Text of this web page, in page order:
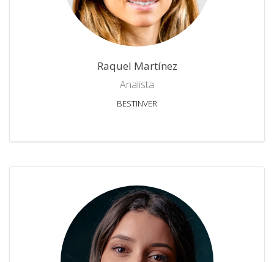
Raquel Martínez
Analista
BESTINVER